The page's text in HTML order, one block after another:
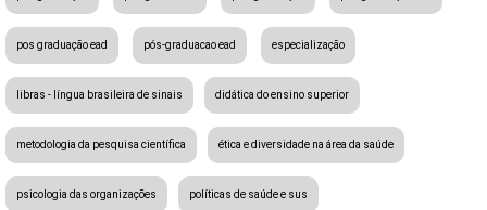
pos graduação ead pós-graduacao ead especialização
libras - língua brasileira de sinais didática do ensino superior
metodologia da pesquisa científica ética e diversidade na área da saúde
psicologia das organizações políticas de saúde e sus